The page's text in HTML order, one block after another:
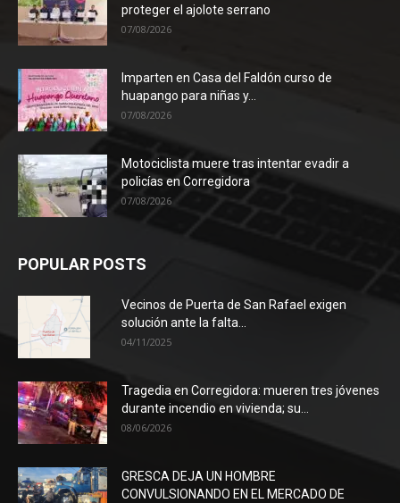
proteger el ajolote serrano
07/08/2026
Imparten en Casa del Faldón curso de
huapango para niñas y...
07/08/2026
Motociclista muere tras intentar evadir a
policías en Corregidora
07/08/2026
POPULAR POSTS
Vecinos de Puerta de San Rafael exigen
solución ante la falta...
04/11/2025
Tragedia en Corregidora: mueren tres jóvenes
durante incendio en vivienda; su...
08/06/2026
GRESCA DEJA UN HOMBRE
CONVULSIONANDO EN EL MERCADO DE